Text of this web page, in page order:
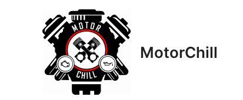
содержимому
MotorСhill